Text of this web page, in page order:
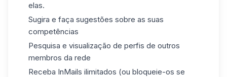
elas.
Sugira e faça sugestões sobre as suas
competências
Pesquisa e visualização de perfis de outros
membros da rede
Receba InMails ilimitados (ou bloqueie-os se